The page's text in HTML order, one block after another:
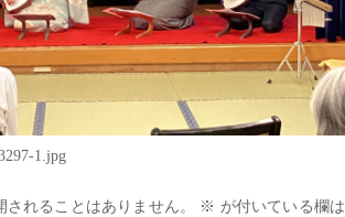
1.jpg
れることはありません。
※ が付いている欄は